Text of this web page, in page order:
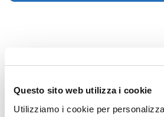
Questo sito web utilizza i cookie
Utilizziamo i cookie per